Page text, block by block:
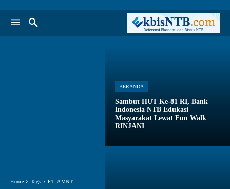
Home Tags PT. AMNT
BERANDA
Sambut HUT Ke-81 RI, Bank
Indonesia NTB Edukasi
Masyarakat Lewat Fun Walk
RINJANI